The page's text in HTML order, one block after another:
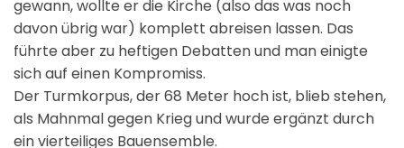
gewann, wollte er die Kirche (also das was noch
davon übrig war) komplett abreisen lassen. Das
führte aber zu heftigen Debatten und man einigte
sich auf einen Kompromiss.
Der Turmkorpus, der 68 Meter hoch ist, blieb stehen,
als Mahnmal gegen Krieg und wurde ergänzt durch
ein vierteiliges Bauensemble.